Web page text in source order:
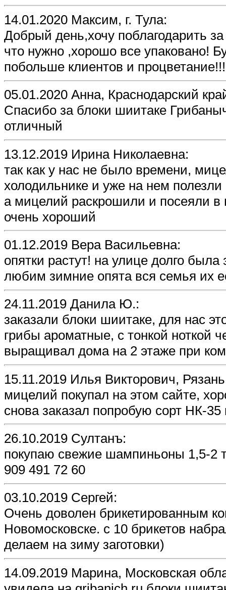
14.01.2020 Максим, г. Тула:
Добрый день,хочу поблагодарить
что нужно ,хорошо все упаковано!
побольше клиентов и процветание!!!
05.01.2020 Анна, Краснодарский
Спасибо за блоки шиитаке
отличный
13.12.2019 Ирина Николаевна:
так как у нас не было времени,
холодильнике и уже на нем
а мицелий раскрошили и посеяли в
очень хороший
01.12.2019 Вера Васильевна:
опятки растут! на улице долго
любим зимние опята вся семья их
24.11.2019 Данила Ю.:
заказали блоки шиитаке, для нас
грибы ароматные, с тонкой ноткой
выращивал дома на 2 этаже при
15.11.2019 Илья Викторович,
мицелий покупал на этом сайте,
снова заказал попробую сорт НК-
26.10.2019 Султанъ:
покупаю свежие шампиньоны 1,5-2
909 491 72 60
03.10.2019 Сергей:
Очень доволен брикетированным
Новомосковске. с 10 брикетов
делаем на зиму заготовки)
14.09.2019 Марина, Московская